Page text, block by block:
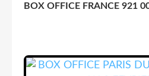
BOX OFFICE FRANCE 921